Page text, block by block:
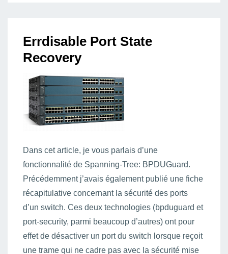
Errdisable Port State
Recovery
Dans cet article, je vous parlais d’une
fonctionnalité de Spanning-Tree: BPDUGuard.
Précédemment j’avais également publié une fiche
récapitulative concernant la sécurité des ports
d’un switch. Ces deux technologies (bpduguard et
port-security, parmi beaucoup d’autres) ont pour
effet de désactiver un port du switch lorsque reçoit
une trame qui ne cadre pas avec la sécurité mise